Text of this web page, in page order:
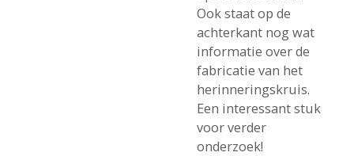
Ook staat op de
achterkant nog wat
informatie over de
fabricatie van het
herinneringskruis.
Een interessant stuk
voor verder
onderzoek!